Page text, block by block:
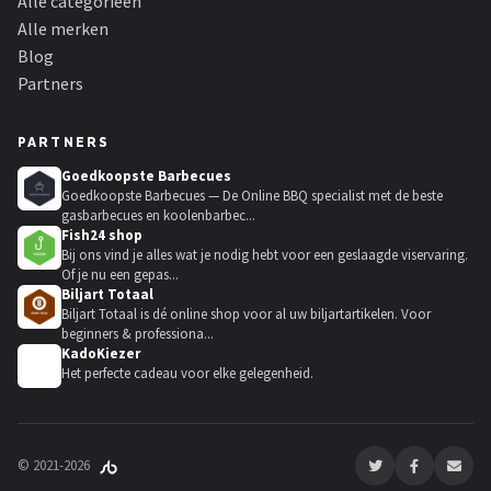
Alle merken
Blog
Partners
PARTNERS
Goedkoopste Barbecues
Goedkoopste Barbecues — De Online BBQ specialist met de beste
gasbarbecues en koolenbarbec...
Fish24 shop
Bij ons vind je alles wat je nodig hebt voor een geslaagde viservaring.
Of je nu een gepas...
Biljart Totaal
Biljart Totaal is dé online shop voor al uw biljartartikelen. Voor
beginners & professiona...
KadoKiezer
Het perfecte cadeau voor elke gelegenheid.
© 2021-2026